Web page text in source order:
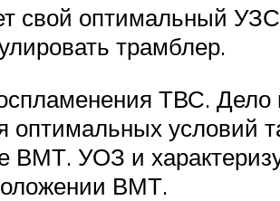
свой оптимальный
трамблер.
ТВС. Дело
условий
УОЗ и
ВМТ.